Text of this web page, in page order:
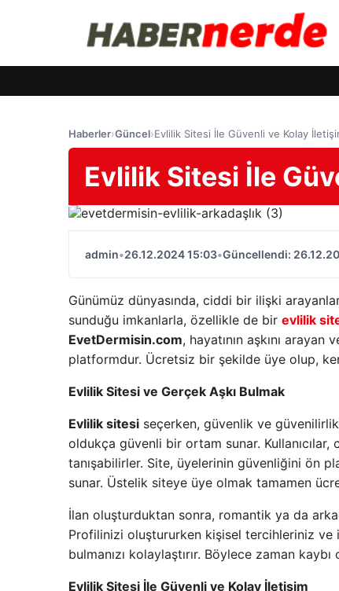
Haberler›Güncel›Evlilik Sitesi İle Güvenli ve Kolay
Evlilik Sitesi İle
admin•26.12.2024 15:03•Güncellendi:
Günümüz dünyasında, ciddi bir ilişki
sunduğu imkanlarla, özellikle de bir evlilik
EvetDermisin.com, hayatının aşkını
platformdur. Ücretsiz bir şekilde üye olup,
Evlilik Sitesi ve Gerçek Aşkı Bulmak
Evlilik sitesi seçerken, güvenlik ve
oldukça güvenli bir ortam sunar.
tanışabilirler. Site, üyelerinin güvenliğini ön
sunar. Üstelik siteye üye olmak tamamen
İlan oluşturduktan sonra, romantik ya da
Profilinizi oluştururken kişisel tercihleriniz ve
bulmanızı kolaylaştırır. Böylece zaman
Evlilik Sitesi İle Güvenli ve Kolay İletişim